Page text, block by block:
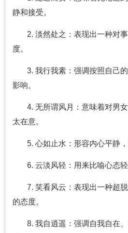
静和接受。
2. 淡然处之：表现出一种对
度。
3. 我行我素：强调按照自己
影响。
4. 无所谓风月：意味着对男
太在意。
5. 心如止水：形容内心平静，
6. 云淡风轻：用来比喻心态轻
7. 笑看风云：表现出一种超
的态度。
8. 我自逍遥：强调自我自在